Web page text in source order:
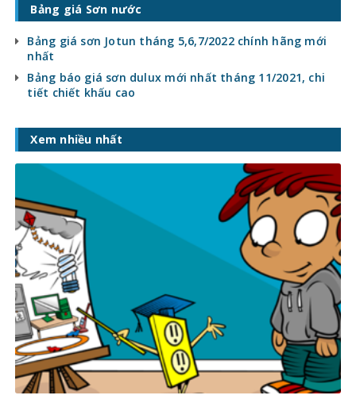
Bảng giá Sơn nước
Bảng giá sơn Jotun tháng 5,6,7/2022 chính hãng mới
nhất
Bảng báo giá sơn dulux mới nhất tháng 11/2021, chi
tiết chiết khấu cao
Xem nhiều nhất